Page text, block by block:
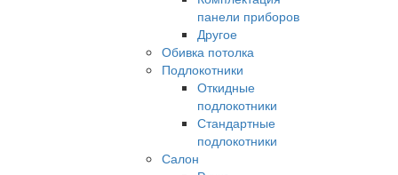
панели приборов
Другое
Обивка потолка
Подлокотники
Откидные
подлокотники
Стандартные
подлокотники
Салон